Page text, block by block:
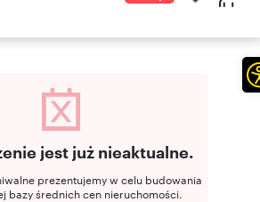
jest już nieaktualne.
prezentujemy w celu budowania
bazy średnich cen nieruchomości.